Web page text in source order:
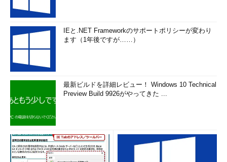
IEと.NET Frameworkのサポートポリシーが変わり
ます（1年後ですが……）
最新ビルドを詳細レビュー！ Windows 10 Technical
Preview Build 9926がやってきた ...